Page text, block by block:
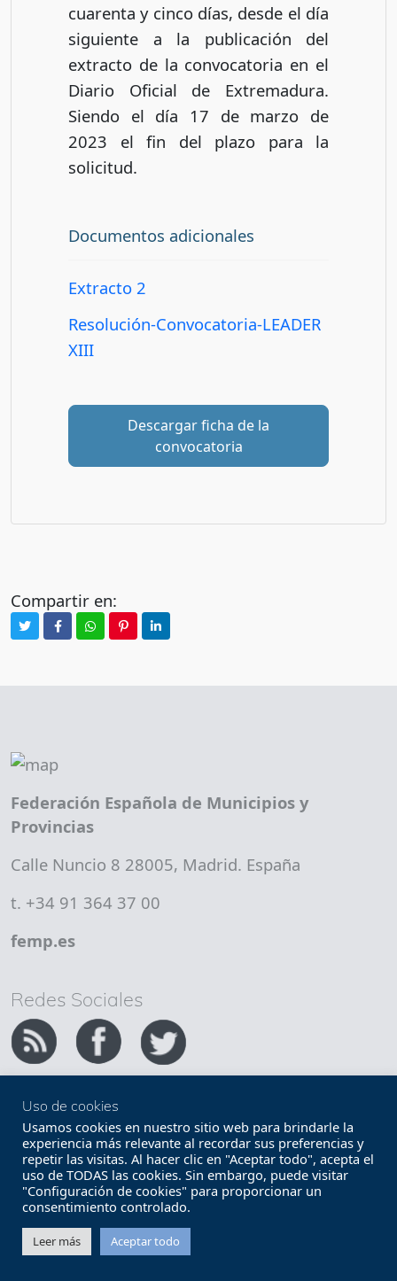
cuarenta y cinco días, desde el día
siguiente a la publicación del
extracto de la convocatoria en el
Diario Oficial de Extremadura.
Siendo el día 17 de marzo de
2023 el fin del plazo para la
solicitud.
Documentos adicionales
Extracto 2
Resolución-Convocatoria-LEADER
XIII
Descargar ficha de la
convocatoria
Compartir en:
Federación Española de Municipios y
Provincias
Calle Nuncio 8 28005, Madrid. España
t. +34 91 364 37 00
femp.es
Redes Sociales
Copyright FEMP
Accesibilidad
Términos legales
Política de privacidad
Términos y condiciones de uso
Mapa web
Contacto
Uso de cookies
Usamos cookies en nuestro sitio web para brindarle la
experiencia más relevante al recordar sus preferencias y
repetir las visitas. Al hacer clic en "Aceptar todo", acepta el
uso de TODAS las cookies. Sin embargo, puede visitar
"Configuración de cookies" para proporcionar un
consentimiento controlado.
Leer más Aceptar todo